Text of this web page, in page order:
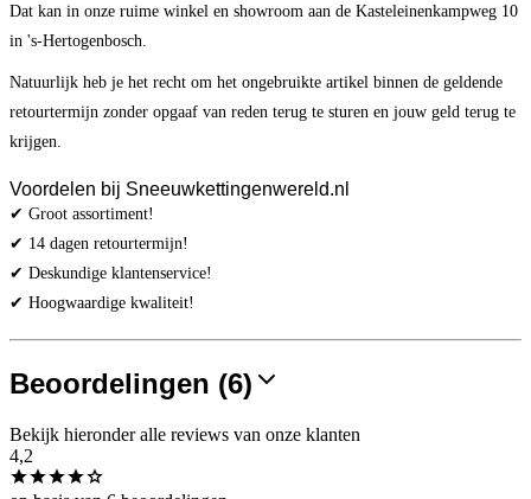
Dat kan in onze ruime winkel en showroom aan de Kasteleinenkampweg 10
in 's-Hertogenbosch.
Natuurlijk heb je het recht om het ongebruikte artikel binnen de geldende
retourtermijn zonder opgaaf van reden terug te sturen en jouw geld terug te
krijgen.
Voordelen bij Sneeuwkettingenwereld.nl
✔ Groot assortiment!
✔ 14 dagen retourtermijn!
✔ Deskundige klantenservice!
✔ Hoogwaardige kwaliteit!
Beoordelingen (6)
Bekijk hieronder alle reviews van onze klanten
4,2